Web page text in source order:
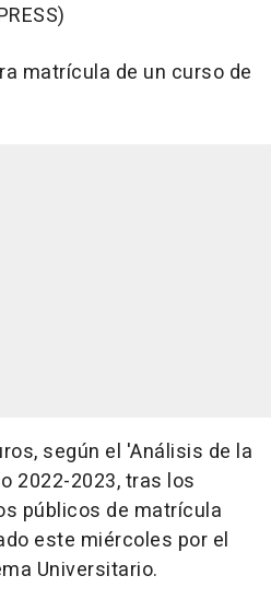
matrícula de un curso de
según el 'Análisis de la
2022-2023, tras los
públicos de matrícula
este miércoles por el
Universitario.